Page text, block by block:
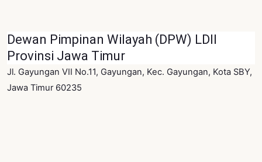
Dewan Pimpinan Wilayah (DPW) LDII
Provinsi Jawa Timur
Jl. Gayungan VII No.11, Gayungan, Kec. Gayungan, Kota SBY,
Jawa Timur 60235